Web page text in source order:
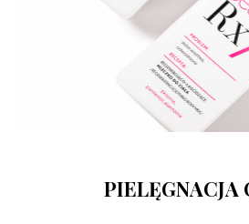
PIELĘGNACJA